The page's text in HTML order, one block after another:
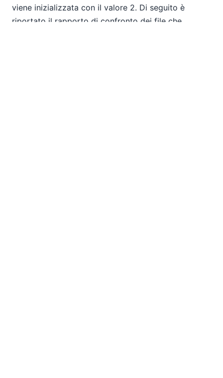
viene inizializzata con il valore 2. Di seguito è
riportato il rapporto di confronto dei file che